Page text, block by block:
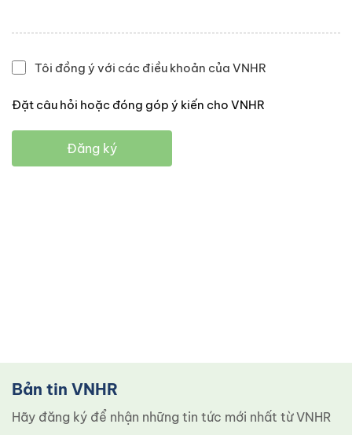
Tôi đồng ý với các điều khoản của VNHR
Đặt câu hỏi hoặc đóng góp ý kiến cho VNHR
Đăng ký
Bản tin VNHR
Hãy đăng ký để nhận những tin tức mới nhất từ ​​VNHR